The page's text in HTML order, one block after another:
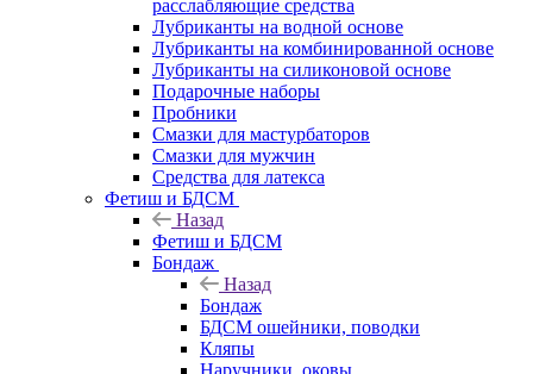
расслабляющие средства
Лубриканты на водной основе
Лубриканты на комбинированной основе
Лубриканты на силиконовой основе
Подарочные наборы
Пробники
Смазки для мастурбаторов
Смазки для мужчин
Средства для латекса
Фетиш и БДСМ
Назад
Фетиш и БДСМ
Бондаж
Назад
Бондаж
БДСМ ошейники, поводки
Кляпы
Наручники, оковы